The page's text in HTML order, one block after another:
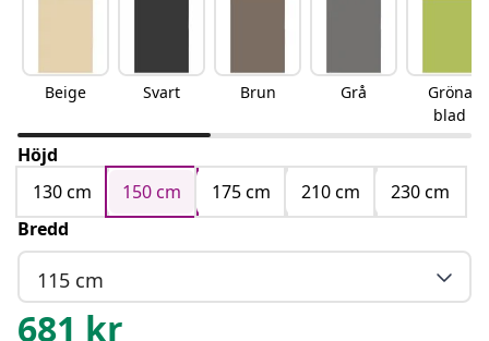
Beige Svart Brun Grå
Gröna
blad
Höjd
130 cm
150 cm 175 cm 210 cm
230 cm
Bredd
115 cm
681 kr